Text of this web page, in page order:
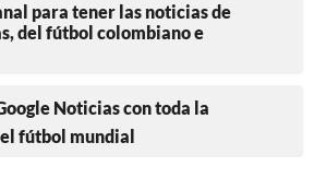
para tener las noticias de
del fútbol colombiano e
Noticias con toda la
fútbol mundial